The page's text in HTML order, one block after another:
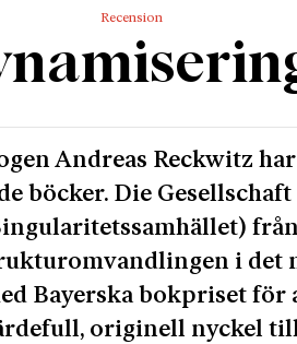
Recension
Andreas Reckwitz
böcker. Die Gesellschaft
i det
Bayerska bokpriset för
originell nyckel